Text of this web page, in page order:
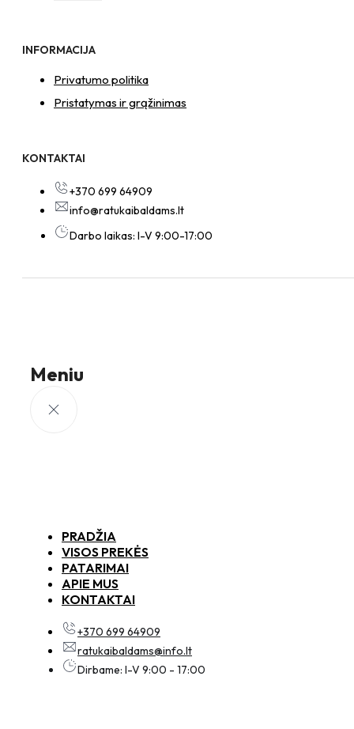
INFORMACIJA
Privatumo politika
Pristatymas ir grąžinimas
KONTAKTAI
+370 699 64909
info@ratukaibaldams.lt
Darbo laikas: I-V 9:00-17:00
Meniu
PRADŽIA
VISOS PREKĖS
PATARIMAI
APIE MUS
KONTAKTAI
+370 699 64909
ratukaibaldams@info.lt
Dirbame: I-V 9:00 - 17:00